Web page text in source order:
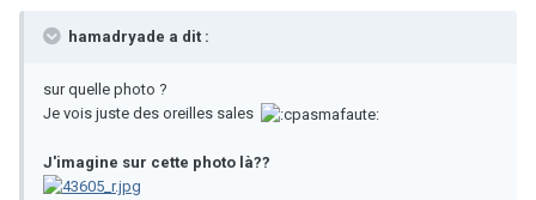
hamadryade a dit :
sur quelle photo ?
Je vois juste des oreilles sales
J'imagine sur cette photo là??